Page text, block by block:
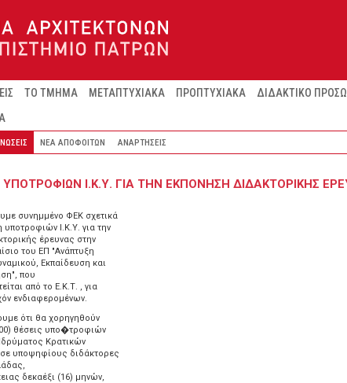
ΤΟ ΤΜΗΜΑ ΜΕΤΑΠΤΥΧΙΑΚΑ ΠΡΟΠΤΥΧΙΑΚΑ ΔΙΔΑΚΤΙΚΟ
ΝΕΑ ΑΠΟΦΟΙΤΩΝ ΑΝΑΡΤΗΣΕΙΣ
Ι.Κ.Υ. ΓΙΑ ΤΗΝ ΕΚΠΟΝΗΣΗ ΔΙΔΑΚΤΟΡΙΚΗΣ
συνημμένο ΦΕΚ σχετικά
υποτροφιών Ι.Κ.Υ. για την
έρευνας στην
του ΕΠ "Ανάπτυξη
Εκπαίδευση και
που
από το Ε.Κ.Τ. , για
ενδιαφερομένων.
ότι θα χορηγηθούν
θέσεις υπο�τροφιών
Κρατικών
υποψηφίους διδάκτορες
δεκαέξι (16) μηνών,